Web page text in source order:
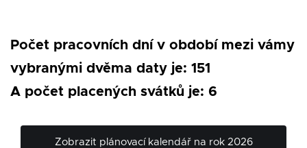
Počet pracovních dní v období mezi vámy
vybranými dvěma daty je: 151
A počet placených svátků je: 6
Zobrazit plánovací kalendář na rok 2026